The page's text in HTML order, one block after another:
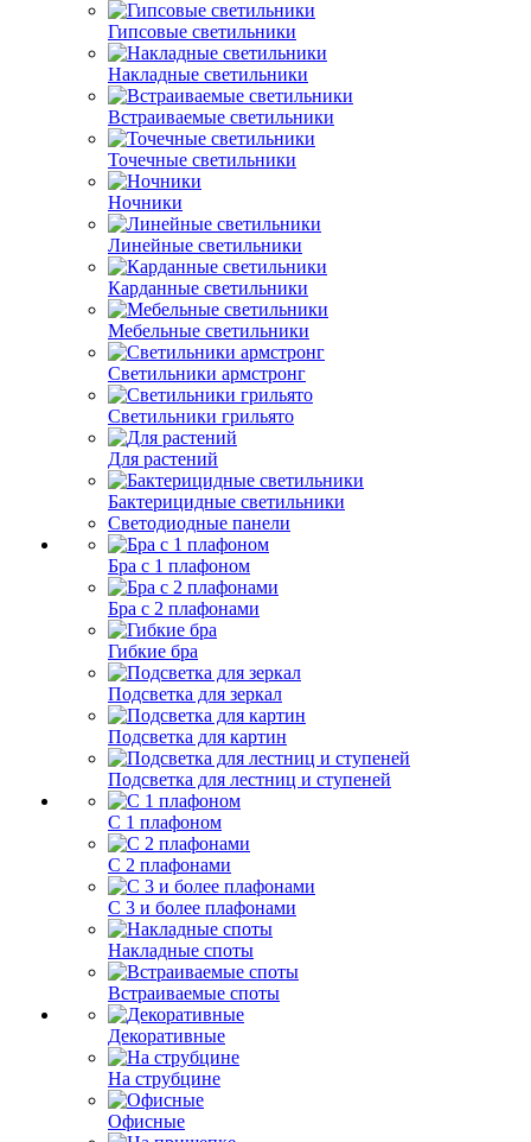
Гипсовые светильники
Накладные светильники
Встраиваемые светильники
Точечные светильники
Ночники
Линейные светильники
Карданные светильники
Мебельные светильники
Светильники армстронг
Светильники грильято
Для растений
Бактерицидные светильники
Светодиодные панели
Бра с 1 плафоном
Бра с 2 плафонами
Гибкие бра
Подсветка для зеркал
Подсветка для картин
Подсветка для лестниц и ступеней
С 1 плафоном
С 2 плафонами
С 3 и более плафонами
Накладные споты
Встраиваемые споты
Декоративные
На струбцине
Офисные